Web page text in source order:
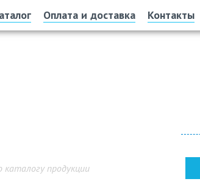
Оплата и доставка Контакты